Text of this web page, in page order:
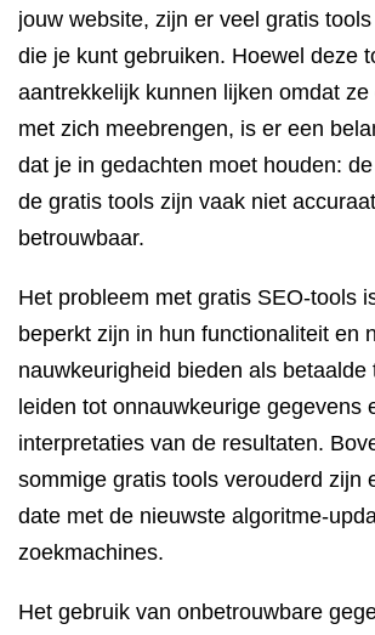
jouw website, zijn er veel gratis
die je kunt gebruiken. Hoewel deze
aantrekkelijk kunnen lijken omdat ze
met zich meebrengen, is er een
dat je in gedachten moet houden:
de gratis tools zijn vaak niet
betrouwbaar.
Het probleem met gratis SEO-tools
beperkt zijn in hun functionaliteit en
nauwkeurigheid bieden als betaalde
leiden tot onnauwkeurige gegevens
interpretaties van de resultaten.
sommige gratis tools verouderd zijn
date met de nieuwste algoritme-
zoekmachines.
Het gebruik van onbetrouwbare